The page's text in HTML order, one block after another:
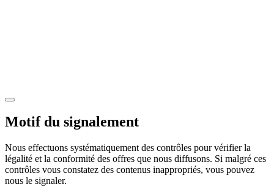
Motif du signalement
Nous effectuons systématiquement des contrôles pour vérifier la
légalité et la conformité des offres que nous diffusons. Si malgré ces
contrôles vous constatez des contenus inappropriés, vous pouvez
nous le signaler.